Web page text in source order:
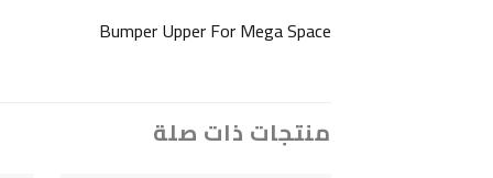
Bumper Upper For Mega Space
منتجات ذات صلة